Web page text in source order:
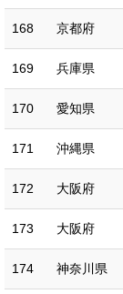
168 京都府
169 兵庫県
170 愛知県
171 沖縄県
172 大阪府
173 大阪府
174 神奈川県